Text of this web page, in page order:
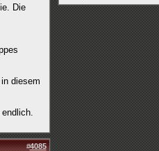
Die
diesem
#4085